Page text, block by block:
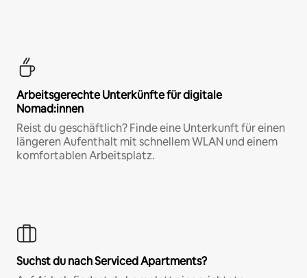
Arbeitsgerechte Unterkünfte für digitale
Nomad:innen
Reist du geschäftlich? Finde eine Unterkunft für einen
längeren Aufenthalt mit schnellem WLAN und einem
komfortablen Arbeitsplatz.
Suchst du nach Serviced Apartments?